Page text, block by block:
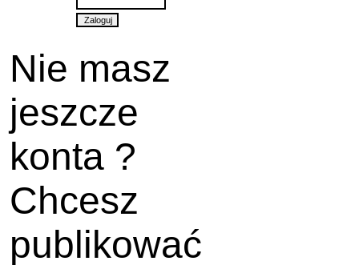
Nie masz
jeszcze
konta ?
Chcesz
publikować